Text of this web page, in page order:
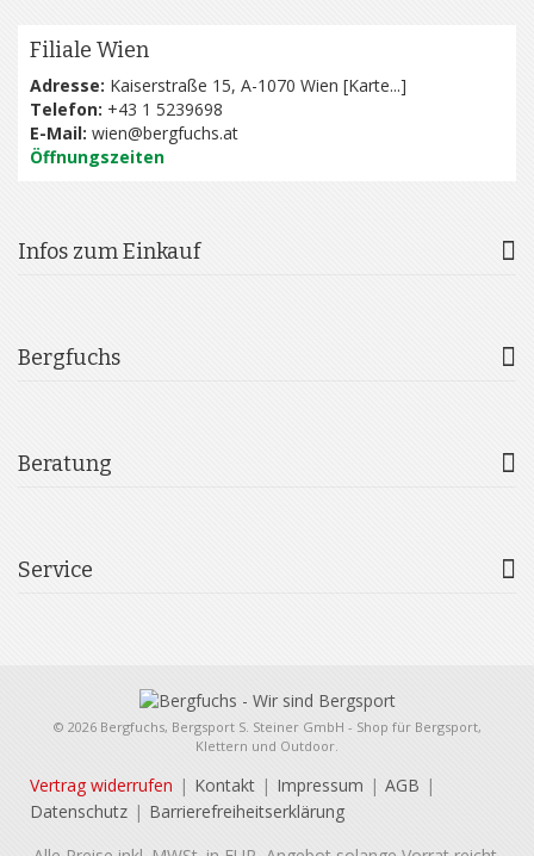
Filiale Wien
Adresse: Kaiserstraße 15, A-1070 Wien [Karte...]
Telefon: +43 1 5239698
E-Mail: wien@bergfuchs.at
Öffnungszeiten
Infos zum Einkauf
Bergfuchs
Beratung
Service
© 2026 Bergfuchs, Bergsport S. Steiner GmbH - Shop für Bergsport,
Klettern und Outdoor.
Vertrag widerrufen Kontakt Impressum
AGB
Datenschutz
Barrierefreiheitserklärung